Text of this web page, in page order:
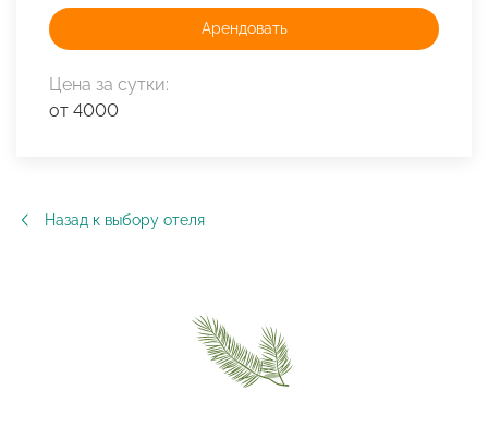
Арендовать
Цена за сутки:
от 4000
Назад к выбору отеля